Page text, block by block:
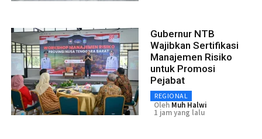
Gubernur NTB
Wajibkan Sertifikasi
Manajemen Risiko
untuk Promosi
Pejabat
REGIONAL
Oleh Muh Halwi
1 jam yang lalu